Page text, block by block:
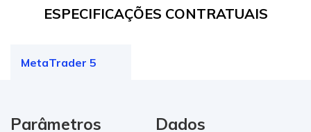
ESPECIFICAÇÕES CONTRATUAIS
MetaTrader 5
Parâmetros Dados